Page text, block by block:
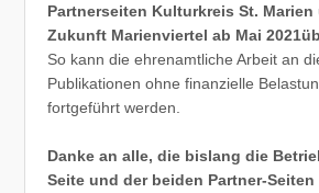
Partnerseiten Kulturkreis St.
Zukunft Marienviertel ab Mai
So kann die ehrenamtliche Arbeit an
Publikationen ohne finanzielle
fortgeführt werden.
Danke an alle, die bislang die
Seite und der beiden Partner-Seiten